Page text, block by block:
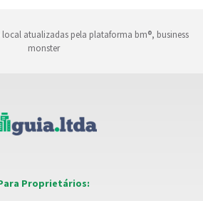
atualizadas pela plataforma bm®, business
monster
Proprietários: